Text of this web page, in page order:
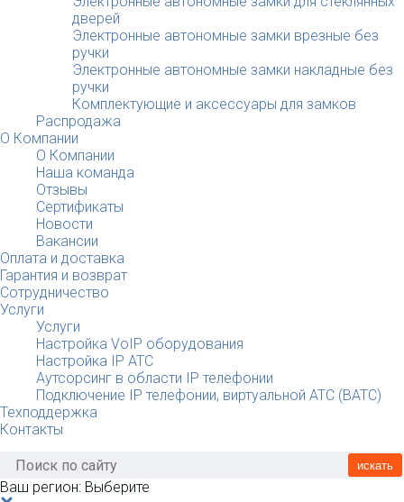
дверей
Электронные автономные замки врезные без
ручки
Электронные автономные замки накладные без
ручки
Комплектующие и аксессуары для замков
Распродажа
О Компании
О Компании
Наша команда
Отзывы
Сертификаты
Новости
Вакансии
Оплата и доставка
Гарантия и возврат
Сотрудничество
Услуги
Услуги
Настройка VoIP оборудования
Настройка IP АТС
Аутсорсинг в области IP телефонии
Подключение IP телефонии, виртуальной АТС (ВАТС)
Техподдержка
Контакты
искать
Ваш регион: Выберите